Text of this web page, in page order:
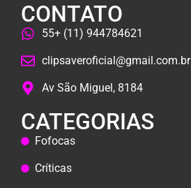
CONTATO
55+ (11) 944784621
clipsaveroficial@gmail.com.br
Av São Miguel, 8184
CATEGORIAS
Fofocas
Críticas